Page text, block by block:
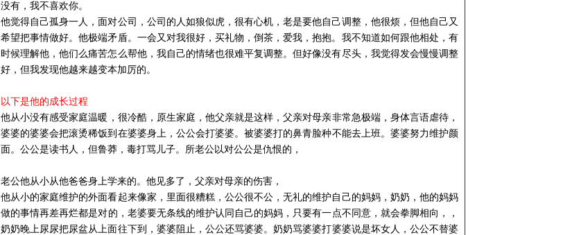
没有，我不喜欢你。
他觉得自己孤身一人，面对公司，公司的人如狼似虎，很有心机，老是要他自己调整，他很烦，但他自己又
希望把事情做好。他极端矛盾。一会又对我很好，买礼物，倒茶，爱我，抱抱。我不知道如何跟他相处，有
时候理解他，他们么痛苦怎么帮他，我自己的情绪也很难平复调整。但好像没有尽头，我觉得发会慢慢调整
好，但我发现他越来越变本加厉的。
以下是他的成长过程
他从小没有感受家庭温暖， 很冷酷，原生家庭，他父亲就是这样，父亲对母亲非常急极端，身体言语虐待，
婆婆的婆婆会把滚烫稀饭到在婆婆身上， 公公会打婆婆。被婆婆打的鼻青脸种不能去上班。婆婆努力维护颜
面。公公是读书人，但鲁莽， 毒打骂儿子。 所老公以对公公是仇恨的，
老公他从小从他爸爸身上学来的。他见多了，父亲对母亲的伤害，
他从小的家庭维护的外面看起来像家，里面很糟糕，公公很不公，无礼的维护自己的妈妈， 奶奶 ，他的妈妈
做的事情再差再烂都是对的，老婆要无条线的维护认同 自己的妈妈 ，只要有一点不 同意，就会拳脚相向 ，，
奶奶晚上尿尿把尿盆从上面往下到，婆婆阻止，公公还骂婆婆。奶奶骂婆婆打婆婆说是坏女人，公公不替婆